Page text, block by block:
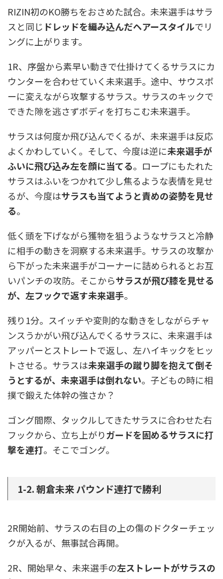
RIZIN初のKO勝ちをおさめた試合。未来選手はサラ
スと同じ ドレッドを編み込んだヘアースタイルでリ
ングに上がります。
1R、序盤から素早い動きで仕掛けてくるサラスにカ
ウンターを合わせていく未来選手。途中、サウスポ
ーに変えながら攻撃するサラス。サラスのキックで
できた隙を逃さずボディを打ちこむ未来選手。
サラスは何度か飛び込んでくるが、未来選手は反応
よくかわしていく。そして、今度は逆に未来選手が
ふいに飛び込み左を顔に当てる。ロープにもたれた
サラスはふいをつかれて少し焦るような表情を見せ
るが、今度はサラスも当てようと責めの姿勢を見せ
る。
低く頭を下げながら獲物を狙うようなサラスと冷静
に相手の動きを洞察する未来選手。サラスの攻撃か
ら下がった未来選手がコーナーに詰められるとお互
いパンチの攻防。そこからサラスが飛び膝を見せる
が、左フックで返す未来選手。
残り1分。スイッチや変則的な動きをしながらチャ
ンスうかがい飛び込んでくるサラスに、未来選手は
アッパーとストレートで返し、左ハイキックをヒッ
トさせる。サラスは未来選手の蹴り脚を抱えて倒そ
うとするが、未来選手は倒れない。子どもの時に相
撲で鍛えた体幹の強さか？
ゴング間際、タックルしてきたサラスに合わせた右
フックから、立ち上がりガードを固めるサラスに打
撃を連打。そこでゴング。
1-2. 朝倉未来 パウンド連打で勝利
2R開始前、サラスの右目の上の傷のドクターチェッ
クが入るが、無事試合再開。
2R、開始早々、未来選手の左ストレートがサラスの